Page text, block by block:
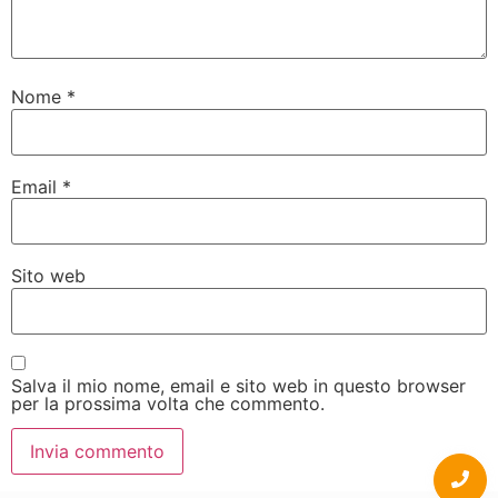
Nome *
Email *
Sito web
Salva il mio nome, email e sito web in questo browser
per la prossima volta che commento.